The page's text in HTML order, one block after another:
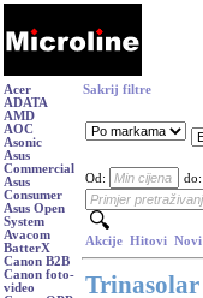
Acer
ADATA
AMD
AOC
Asonic
Asus
Commercial
Asus
Consumer
Asus Open
System
Avacom
BatterX
Canon B2B
Canon foto-
video
Sakrij filtre
Od: do:
Akcije Hitovi Novi
Trinasolar